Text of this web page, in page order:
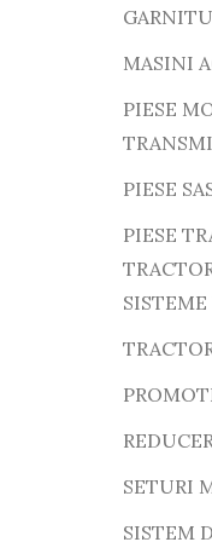
MASINI
PIESE
PIESE
PIESE
SETURI
SISTEM